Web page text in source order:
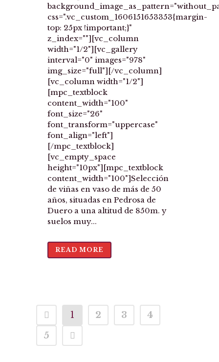
css=".vc_custom_1606151653353{margin-
top: 25px !important;}"
z_index=""][vc_column
width="1/2"][vc_gallery
interval="0" images="978"
img_size="full"][/vc_column]
[vc_column width="1/2"]
[mpc_textblock
content_width="100"
font_size="26"
font_transform="uppercase"
font_align="left"]
[/mpc_textblock]
[vc_empty_space
height="10px"][mpc_textblock
content_width="100"]Selección
de viñas en vaso de más de 50
años, situadas en Pedrosa de
Duero a una altitud de 850m. y
suelos muy...
READ MORE
1 2 3
4
5